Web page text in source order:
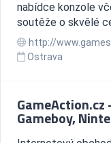
nabídce konzole
soutěže o skvělé
http://
Ostrava
Gameboy,